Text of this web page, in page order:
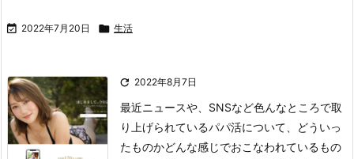
 2022年7月20日  生活
 2022年8月7日
最近ニュースや、SNSなど色んなところで取
り上げられているパパ活について、どういっ
たものかどんな感じでおこなわれているもの